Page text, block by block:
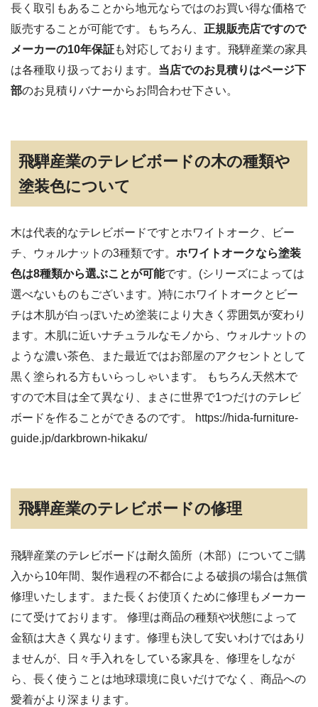
長く取引もあることから地元ならではのお買い得な価格で
販売することが可能です。もちろん、 正規販売店ですので
メーカーの10年保証も対応しております。飛騨産業の家具
は各種取り扱っております。 当店でのお見積りはページ下
部のお見積りバナーからお問合わせ下さい。
飛騨産業のテレビボードの木の種類や
塗装色について
木は代表的なテレビボードですとホワイトオーク、ビー
チ、ウォルナットの3種類です。 ホワイトオークなら塗装
色は8種類から選ぶことが可能です。(シリーズによっては
選べないものもございます。)特にホワイトオークとビー
チは木肌が白っぽいため塗装により大きく雰囲気が変わり
ます。木肌に近いナチュラルなモノから、ウォルナットの
ような濃い茶色、また最近ではお部屋のアクセントとして
黒く塗られる方もいらっしゃいます。 もちろん天然木で
すので木目は全て異なり、まさに世界で1つだけのテレビ
ボードを作ることができるのです。 https://hida-furniture-
guide.jp/darkbrown-hikaku/
飛騨産業のテレビボードの修理
飛騨産業のテレビボードは耐久箇所（木部）についてご購
入から10年間、製作過程の不都合による破損の場合は無償
修理いたします。また長くお使頂くために修理もメーカー
にて受けております。 修理は商品の種類や状態によって
金額は大きく異なります。修理も決して安いわけではあり
ませんが、日々手入れをしている家具を、修理をしなが
ら、長く使うことは地球環境に良いだけでなく、商品への
愛着がより深まります。